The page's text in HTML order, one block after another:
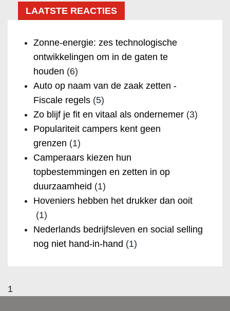
LAATSTE REACTIES
Zonne-energie: zes technologische
ontwikkelingen om in de gaten te
houden (6)
Auto op naam van de zaak zetten -
Fiscale regels (5)
Zo blijf je fit en vitaal als ondernemer (3)
Populariteit campers kent geen
grenzen (1)
Camperaars kiezen hun
topbestemmingen en zetten in op
duurzaamheid (1)
Hoveniers hebben het drukker dan ooit
(1)
Nederlands bedrijfsleven en social selling
nog niet hand-in-hand (1)
1